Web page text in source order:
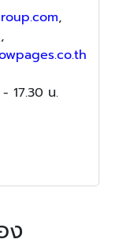
,
,
17.30 น.
ง